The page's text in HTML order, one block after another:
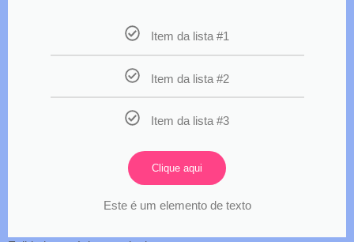
Item da lista #1
Item da lista #2
Item da lista #3
Clique aqui
Este é um elemento de texto